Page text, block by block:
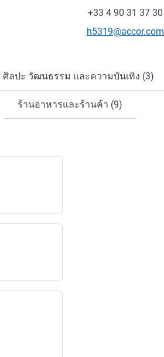
แฟกซ์
+33 4 90 31 37 30
อีเมลติดต่อ
h5319@accor.com
ศิลปะ วัฒนธรรม และความบันเทิง (3)
ร้านอาหารและร้านค้า (9)